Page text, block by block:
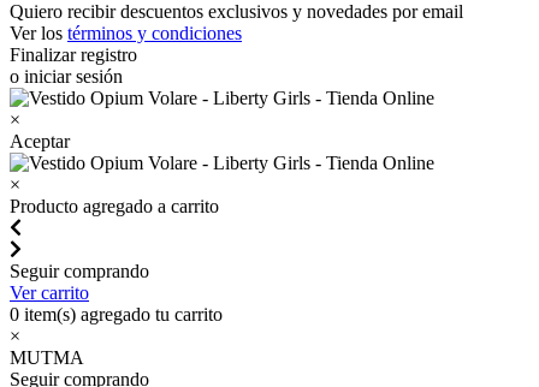
Quiero recibir descuentos exclusivos y novedades por email
Ver los términos y condiciones
Finalizar registro
o iniciar sesión
×
Aceptar
×
Producto agregado a carrito
Seguir comprando
Ver carrito
0 item(s) agregado tu carrito
×
MUTMA
Seguir comprando